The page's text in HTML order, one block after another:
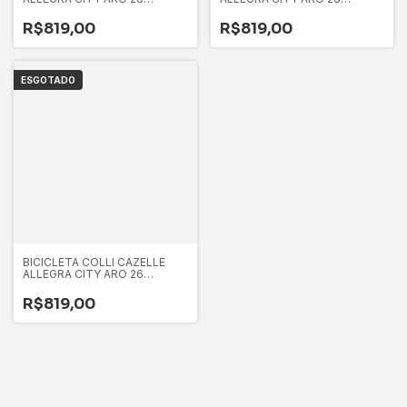
R$819,00
PEROLIZADO
R$819,00
ESGOTADO
BICICLETA COLLI CAZELLE
ALLEGRA CITY ARO 26
R$819,00